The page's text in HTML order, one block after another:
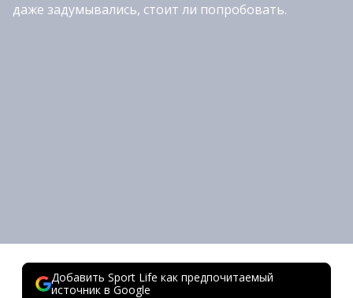
даже задумывались, стоит ли попробовать.
Добавить Sport Life как предпочитаемый
источник в Google